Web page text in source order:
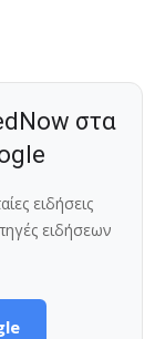
στα
ειδήσεις
ειδήσεων